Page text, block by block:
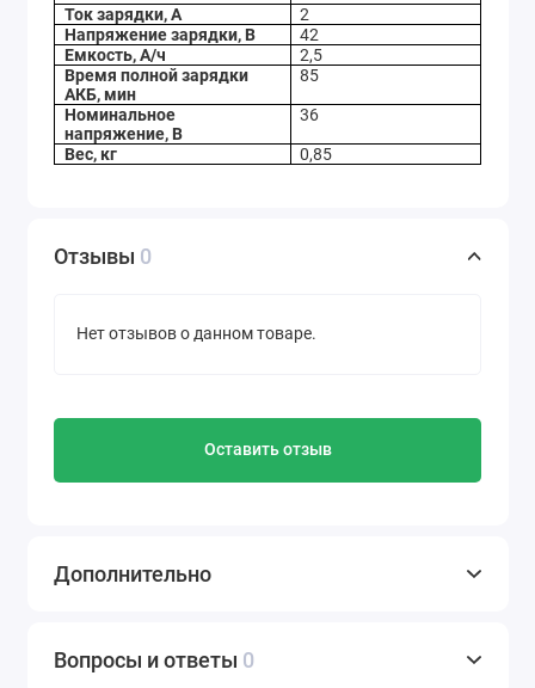
Ток зарядки, А
2
Напряжение зарядки, В
42
Емкость, А/ч
2,5
Время полной зарядки
АКБ, мин
85
Номинальное
напряжение, В
36
Вес, кг 0,85
Отзывы 0
Нет отзывов о данном товаре.
Оставить отзыв
Вопросы и ответы 0
Дополнительно